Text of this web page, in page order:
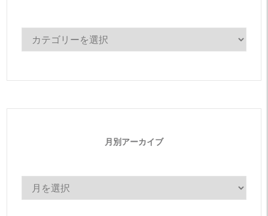
テ
リ
月別アーカイブ
別